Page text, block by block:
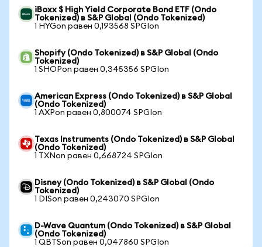
iBoxx $ High Yield Corporate Bond ETF (Ondo
Tokenized) в S&P Global (Ondo Tokenized)
1 HYGon равен 0,193568 SPGIon
Shopify (Ondo Tokenized) в S&P Global (Ondo
Tokenized)
1 SHOPon равен 0,345356 SPGIon
American Express (Ondo Tokenized) в S&P Global
(Ondo Tokenized)
1 AXPon равен 0,800074 SPGIon
Texas Instruments (Ondo Tokenized) в S&P Global
(Ondo Tokenized)
1 TXNon равен 0,668724 SPGIon
Disney (Ondo Tokenized) в S&P Global (Ondo
Tokenized)
1 DISon равен 0,243070 SPGIon
D-Wave Quantum (Ondo Tokenized) в S&P Global
(Ondo Tokenized)
1 QBTSon равен 0,047860 SPGIon